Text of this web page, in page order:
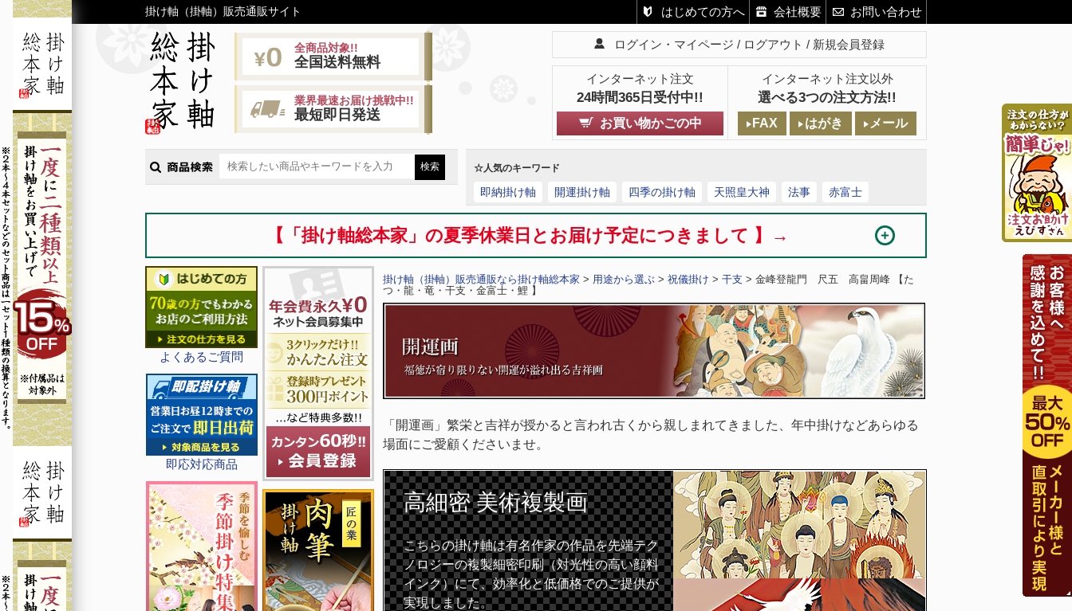
掛け軸（掛軸）販売通販サイト はじめての方へ 会社概要 お問い合わせ
全商品対象!!
全国送料無料
業界最速お届け挑戦中!!
最短即日発送
ログイン・マイページ ログアウト 新規会員登録
インターネット注文
24時間365日受付中!!
インターネット注文以外
選べる3つの注文方法!!
お買い物かごの中 FAX はがき メール
☆人気のキーワード
即納掛け軸 開運掛け軸 四季の掛け軸 天照皇大神 法事 赤富士
【「掛け軸総本家」の夏季休業日とお届け予定につきまして 】→
よくあるご質問
即応対応商品
掛け軸（掛軸）販売通販なら掛け軸総本家 > 用途から選ぶ > 祝儀掛け > 干支 > 金峰登龍門 尺五 高畠周峰 【た
つ・龍・竜・干支・金富士・鯉 】
「開運画」繁栄と吉祥が授かると言われ古くから親しまれてきました、年中掛けなどあらゆる
場面にご愛顧くださいませ。
高細密美術複製画
こちらの掛け軸は有名作家の作品を先端テク
ノロジーの複製細密印刷（対光性の高い顔料
インク）にて、効率化と低価格でのご提供が
実現しました。